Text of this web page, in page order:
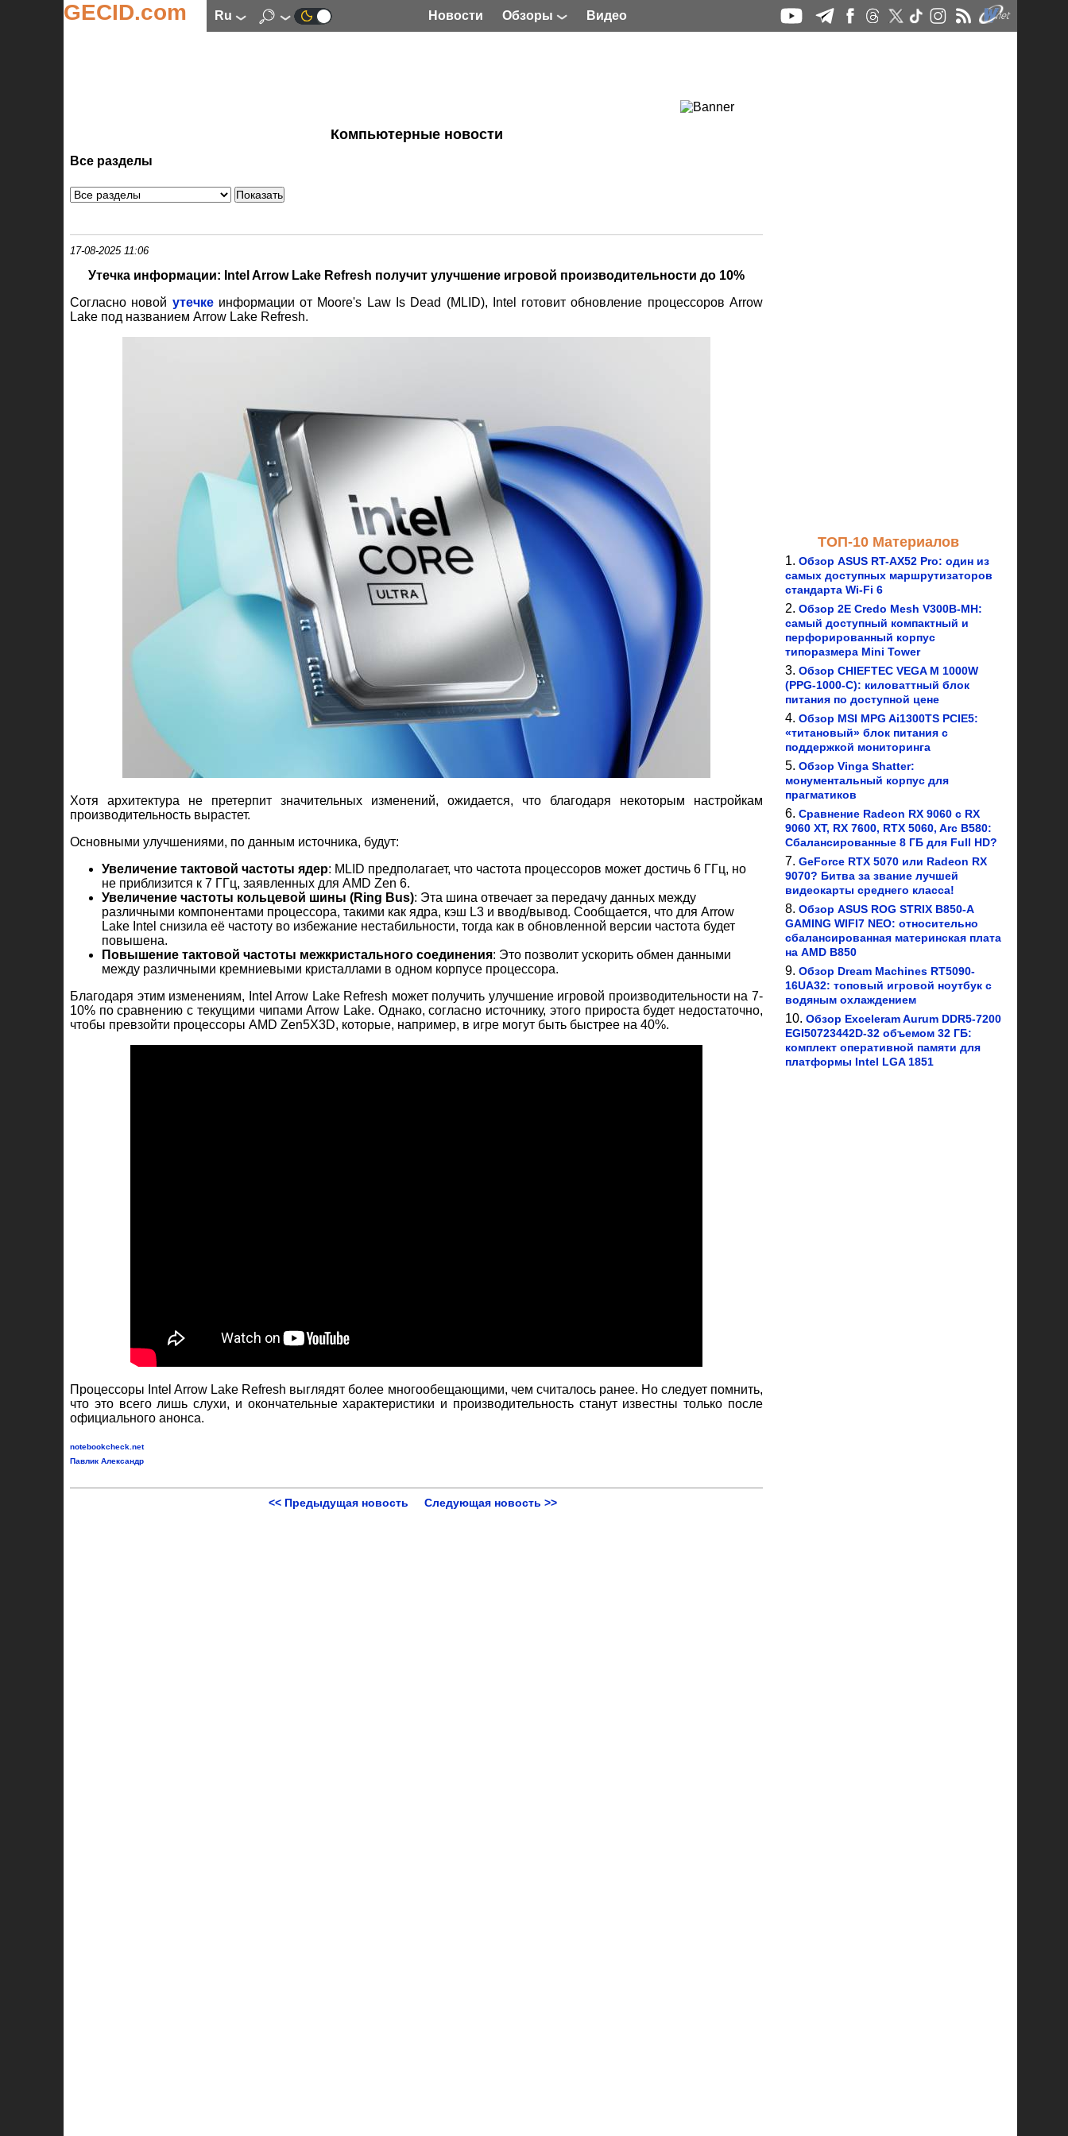
GECID.com ru Новости Обзоры Видео
Компьютерные новости
Все разделы
17-08-2025 11:06
Утечка информации: Intel Arrow Lake Refresh получит улучшение игровой производительности до 10%
Согласно новой утечкеинформации от Moore's Law Is Dead (MLID), Intel готовит обновление процессоров Arrow
Lake под названием Arrow Lake Refresh.
Хотя архитектура не претерпит значительных изменений, ожидается, что благодаря некоторым настройкам
производительность вырастет.
Основными улучшениями, по данным источника, будут:
Увеличение тактовой частоты ядер: MLID предполагает, что частота процессоров может достичь 6 ГГц, но
не приблизится к 7 ГГц, заявленных для AMD Zen 6.
Увеличение частоты кольцевой шины (Ring Bus): Эта шина отвечает за передачу данных между
различными компонентами процессора, такими как ядра, кэш L3 и ввод/вывод. Сообщается, что для Arrow
Lake Intel снизила её частоту во избежание нестабильности, тогда как в обновленной версии частота будет
повышена.
Повышение тактовой частоты межкристального соединения: Это позволит ускорить обмен данными
между различными кремниевыми кристаллами в одном корпусе процессора.
Благодаря этим изменениям, Intel Arrow Lake Refresh может получить улучшение игровой производительности на 7-
10% по сравнению с текущими чипами Arrow Lake. Однако, согласно источнику, этого прироста будет недостаточно,
чтобы превзойти процессоры AMD Zen5X3D, которые, например, в игре могут быть быстрее на 40%.
Процессоры Intel Arrow Lake Refresh выглядят более многообещающими, чем считалось ранее. Но следует помнить,
что это всего лишь слухи, и окончательные характеристики и производительность станут известны только после
официального анонса.
notebookcheck.net
Павлик Александр
<< Предыдущая новость Следующая новость >>
ТОП-10 Материалов
Обзор ASUS RT-AX52 Pro: один из
самых доступных маршрутизаторов
стандарта Wi-Fi 6
Обзор 2E Credo Mesh V300B-MH:
самый доступный компактный и
перфорированный корпус
типоразмера Mini Tower
Обзор CHIEFTEC VEGA M 1000W
(PPG-1000-C): киловаттный блок
питания по доступной цене
Обзор MSI MPG Ai1300TS PCIE5:
«титановый» блок питания с
поддержкой мониторинга
Обзор Vinga Shatter:
монументальный корпус для
прагматиков
Сравнение Radeon RX 9060 с RX
9060 XT, RX 7600, RTX 5060, Arc B580:
Сбалансированные 8 ГБ для Full HD?
GeForce RTX 5070 или Radeon RX
9070? Битва за звание лучшей
видеокарты среднего класса!
Обзор ASUS ROG STRIX B850-A
GAMING WIFI7 NEO: относительно
сбалансированная материнская плата
на AMD B850
Обзор Dream Machines RT5090-
16UA32: топовый игровой ноутбук с
водяным охлаждением
Обзор Exceleram Aurum DDR5-7200
EGI50723442D-32 объемом 32 ГБ:
комплект оперативной памяти для
платформы Intel LGA 1851